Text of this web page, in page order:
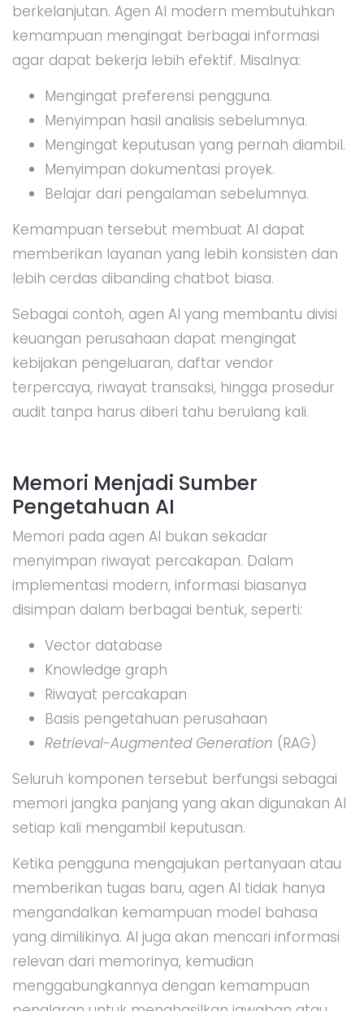
berkelanjutan. Agen AI modern membutuhkan
kemampuan mengingat berbagai informasi
agar dapat bekerja lebih efektif. Misalnya:
Mengingat preferensi pengguna.
Menyimpan hasil analisis sebelumnya.
Mengingat keputusan yang pernah diambil.
Menyimpan dokumentasi proyek.
Belajar dari pengalaman sebelumnya.
Kemampuan tersebut membuat AI dapat
memberikan layanan yang lebih konsisten dan
lebih cerdas dibanding chatbot biasa.
Sebagai contoh, agen AI yang membantu divisi
keuangan perusahaan dapat mengingat
kebijakan pengeluaran, daftar vendor
terpercaya, riwayat transaksi, hingga prosedur
audit tanpa harus diberi tahu berulang kali.
Memori Menjadi Sumber
Pengetahuan AI
Memori pada agen AI bukan sekadar
menyimpan riwayat percakapan. Dalam
implementasi modern, informasi biasanya
disimpan dalam berbagai bentuk, seperti:
Vector database
Knowledge graph
Riwayat percakapan
Basis pengetahuan perusahaan
Retrieval-Augmented Generation (RAG)
Seluruh komponen tersebut berfungsi sebagai
memori jangka panjang yang akan digunakan AI
setiap kali mengambil keputusan.
Ketika pengguna mengajukan pertanyaan atau
memberikan tugas baru, agen AI tidak hanya
mengandalkan kemampuan model bahasa
yang dimilikinya. AI juga akan mencari informasi
relevan dari memorinya, kemudian
menggabungkannya dengan kemampuan